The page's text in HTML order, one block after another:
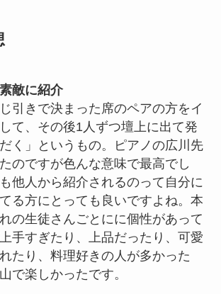
敵に紹介
引きで決まった席のペアの方をイ
て、その後1人ずつ壇上に出て発
く」というもの。ピアノの広川先
のですが色んな意味で最高でし
他人から紹介されるのって自分に
る方にとっても良いですよね。本
の生徒さんごとにに個性があって
手すぎたり、上品だったり、可愛
たり、料理好きの人が多かった
で楽しかったです。